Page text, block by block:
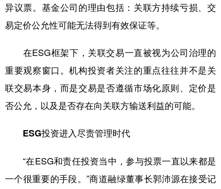
异议票。基金公司的理由包括：关联方持续亏损、交
易定价公允性可能无法得到有效保证等。
在ESG框架下，关联交易一直被视为公司治理的
重要观察窗口。机构投资者关注的重点往往并不是关
联交易本身，而是交易是否遵循市场化原则、定价是
否公允，以及是否存在向关联方输送利益的可能。
ESG投资进入尽责管理时代
“在ESG和责任投资当中，参与投票一直以来都是
一个很重要的手段。”商道融绿董事长郭沛源在接受记